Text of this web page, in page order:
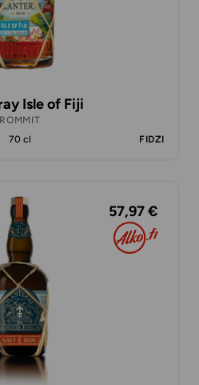
Isle of Fiji
ROMMIT
70 cl
FIDZI
57,97 €